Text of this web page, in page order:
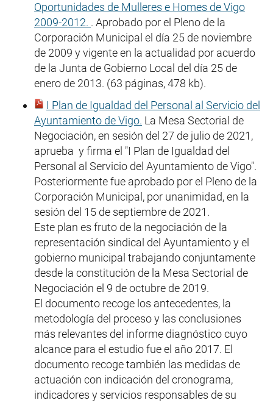
Oportunidades de Mulleres e Homes de Vigo
2009-2012. . Aprobado por el Pleno de la
Corporación Municipal el día 25 de noviembre
de 2009 y vigente en la actualidad por acuerdo
de la Junta de Gobierno Local del día 25 de
enero de 2013. (63 páginas, 478 kb).
I Plan de Igualdad del Personal al Servicio del
Ayuntamiento de Vigo. La Mesa Sectorial de
Negociación, en sesión del 27 de julio de 2021,
aprueba y firma el "I Plan de Igualdad del
Personal al Servicio del Ayuntamiento de Vigo".
Posteriormente fue aprobado por el Pleno de la
Corporación Municipal, por unanimidad, en la
sesión del 15 de septiembre de 2021.
Este plan es fruto de la negociación de la
representación sindical del Ayuntamiento y el
gobierno municipal trabajando conjuntamente
desde la constitución de la Mesa Sectorial de
Negociación el 9 de octubre de 2019.
El documento recoge los antecedentes, la
metodología del proceso y las conclusiones
más relevantes del informe diagnóstico cuyo
alcance para el estudio fue el año 2017. El
documento recoge también las medidas de
actuación con indicación del cronograma,
indicadores y servicios responsables de su